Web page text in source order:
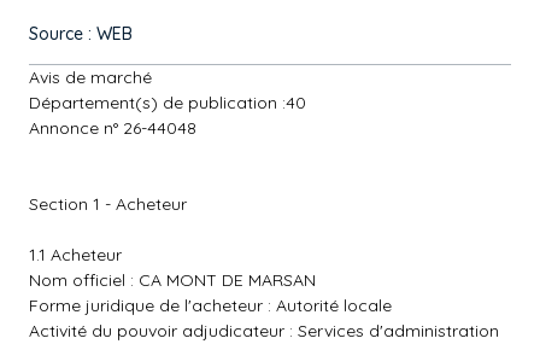
Source : WEB
Avis de marché
Département(s) de publication :40
Annonce n° 26-44048
Section 1 - Acheteur
1.1 Acheteur
Nom officiel : CA MONT DE MARSAN
Forme juridique de l'acheteur : Autorité locale
Activité du pouvoir adjudicateur : Services d'administration